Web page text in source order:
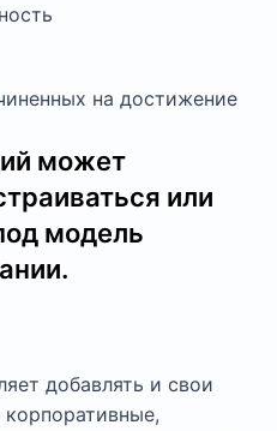
на достижение
может
или
модель
добавлять и свои